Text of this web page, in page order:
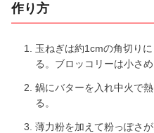
作り方
玉ねぎは約1cmの角切り
る。ブロッコリーは小さめ
鍋にバターを入れ中火で
る。
薄力粉を加えて粉っぽさ